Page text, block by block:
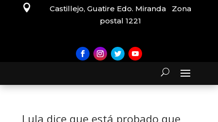

Castillejo, Guatire Edo. Miranda Zona
postal 1221
Lula dice que está probado que